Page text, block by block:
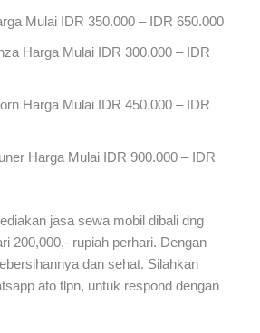
Mulai IDR 350.000 – IDR 650.000
Harga Mulai IDR 300.000 – IDR
Harga Mulai IDR 450.000 – IDR
Harga Mulai IDR 900.000 – IDR
jasa sewa mobil dibali dng
200,000,- rupiah perhari. Dengan
dan sehat. Silahkan
ato tlpn, untuk respond dengan